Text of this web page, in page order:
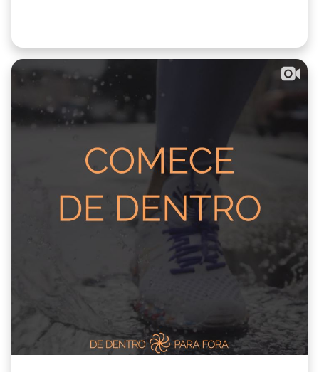
Perceber de que forma essa emoção está a contribuir
para o seu bem-estar. É a diferença entre dizer "Sou
grata pelo sol de hoje" e reconhecer que esse momento
lhe trouxe Leveza e que era exactamente isso o que
deixa de ser um exercício intelectual e passa a ser uma
experiência sentida. É aí que algo muda. O bem-estar
não está ligado à acumulação de momentos bons, mas
cresce quando os vivemos quando estão a acontecer,
quando nos permitimos a estar no Presente. 💬 Aceita o
desafio? Escreva nos comentários uma coisa pela qual é